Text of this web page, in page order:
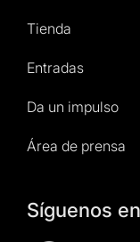
Tienda
Entradas
Da un impulso
Área de prensa
Síguenos